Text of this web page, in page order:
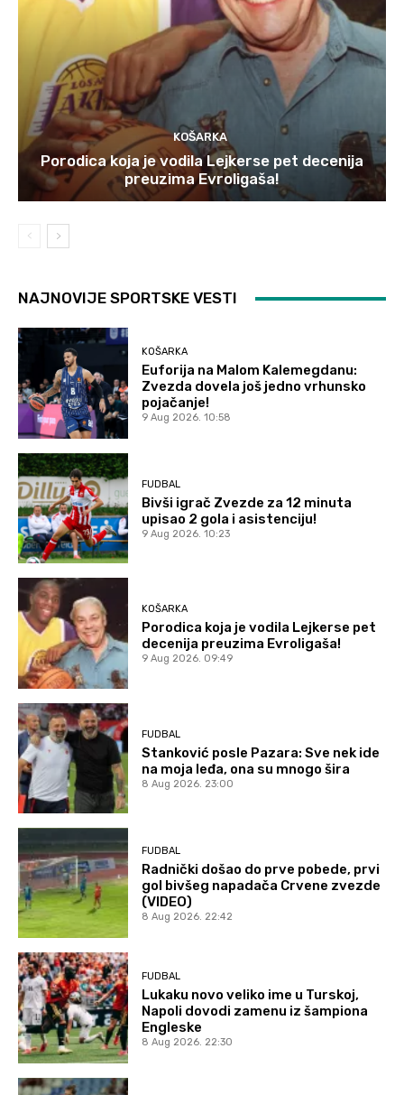
KOŠARKA
Porodica koja je vodila Lejkerse pet decenija
preuzima Evroligaša!
NAJNOVIJE SPORTSKE VESTI
KOŠARKA
Euforija na Malom Kalemegdanu:
Zvezda dovela još jedno vrhunsko
pojačanje!
9 Aug 2026. 10:58
FUDBAL
Bivši igrač Zvezde za 12 minuta
upisao 2 gola i asistenciju!
9 Aug 2026. 10:23
KOŠARKA
Porodica koja je vodila Lejkerse pet
decenija preuzima Evroligaša!
9 Aug 2026. 09:49
FUDBAL
Stanković posle Pazara: Sve nek ide
na moja leđa, ona su mnogo šira
8 Aug 2026. 23:00
FUDBAL
Radnički došao do prve pobede, prvi
gol bivšeg napadača Crvene zvezde
(VIDEO)
8 Aug 2026. 22:42
FUDBAL
Lukaku novo veliko ime u Turskoj,
Napoli dovodi zamenu iz šampiona
Engleske
8 Aug 2026. 22:30